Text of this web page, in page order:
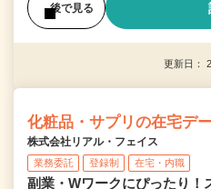
後で見る
更新日：
化粧品・サプリの在宅デ
株式会社リアル・フェイス
業務委託 登録制 在宅・内職
副業・Wワークにぴったり！